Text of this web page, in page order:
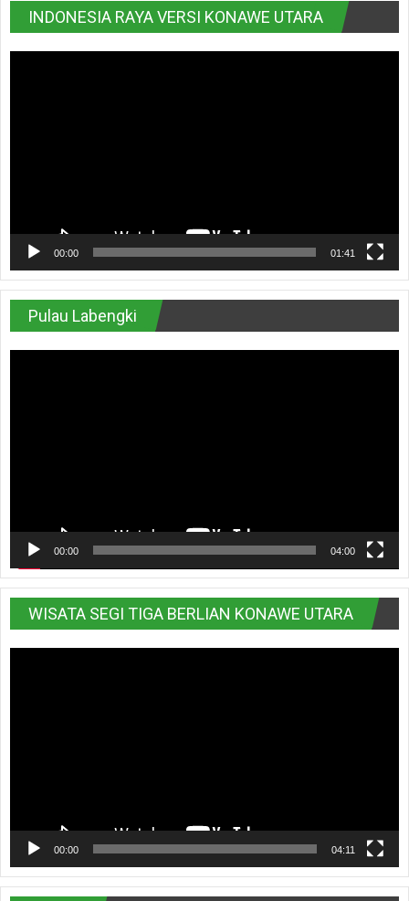
INDONESIA RAYA VERSI KONAWE UTARA
00:00 01:41
Pulau Labengki
00:00 04:00
WISATA SEGI TIGA BERLIAN KONAWE UTARA
00:00 04:11